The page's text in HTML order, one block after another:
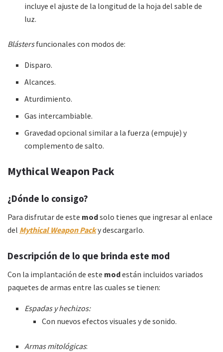
incluye el ajuste de la longitud de la hoja del sable de
luz.
Blástersfuncionales con modos de:
Disparo.
Alcances.
Aturdimiento.
Gas intercambiable.
Gravedad opcional similar a la fuerza (empuje) y
complemento de salto.
Mythical Weapon Pack
¿Dónde lo consigo?
Para disfrutar de este modsolo tienes que ingresar al enlace
del Mythical Weapon Packy descargarlo.
Descripción de lo que brinda este mod
Con la implantación de este modestán incluidos variados
paquetes de armas entre las cuales se tienen:
Espadas y hechizos:
Con nuevos efectos visuales y de sonido.
Armas mitológicas: